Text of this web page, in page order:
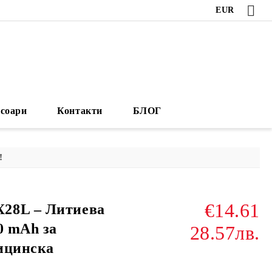
EUR
Контакти БЛОГ
!
– Литиева
mAh за
€14.61
28.57лв.